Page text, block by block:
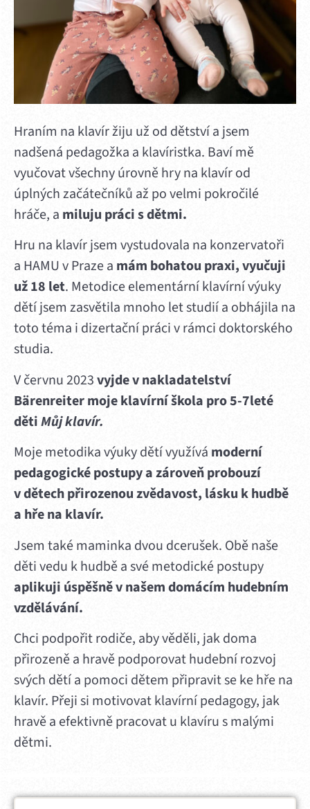
Hraním na klavír žiju už od dětství a jsem
nadšená pedagožka a klavíristka. Baví mě
vyučovat všechny úrovně hry na klavír od
úplných začátečníků až po velmi pokročilé
hráče, a miluju práci s dětmi.
Hru na klavír jsem vystudovala na konzervatoři
a HAMU v Praze a mám bohatou praxi, vyučuji
už 18 let. Metodice elementární klavírní výuky
dětí jsem zasvětila mnoho let studií a obhájila na
toto téma i dizertační práci v rámci doktorského
studia.
V červnu 2023vyjde v nakladatelství
Bärenreiter moje klavírní škola pro 5-7leté
dětiMůj klavír.
Moje metodika výuky dětí využívá moderní
pedagogické postupy a zároveň probouzí
v dětech přirozenou zvědavost, lásku k hudbě
a hře na klavír.
Jsem také maminka dvou dcerušek. Obě naše
děti vedu k hudbě a své metodické postupy
aplikuji úspěšně v našem domácím hudebním
vzdělávání.
Chci podpořit rodiče, aby věděli, jak doma
přirozeně a hravě podporovat hudební rozvoj
svých dětí a pomoci dětem připravit se ke hře na
klavír. Přeji si motivovat klavírní pedagogy, jak
hravě a efektivně pracovat u klavíru s malými
dětmi.